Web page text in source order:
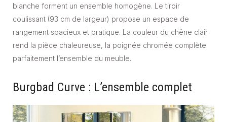
blanche forment un ensemble homogène. Le tiroir
coulissant (93 cm de largeur) propose un espace de
rangement spacieux et pratique. La couleur du chêne clair
rend la pièce chaleureuse, la poignée chromée complète
parfaitement l’ensemble du meuble.
Burgbad Curve : L’ensemble complet